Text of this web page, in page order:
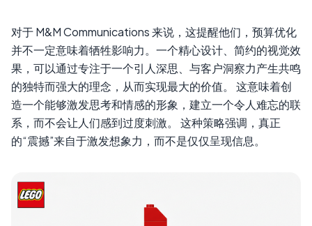
对于 M&M Communications 来说，这提醒他们，预算优化
并不一定意味着牺牲影响力。一个精心设计、简约的视觉效
果，可以通过专注于一个引人深思、与客户洞察力产生共鸣
的独特而强大的理念，从而实现最大的价值。 这意味着创
造一个能够激发思考和情感的形象，建立一个令人难忘的联
系，而不会让人们感到过度刺激。 这种策略强调，真正
的“震撼”来自于激发想象力，而不是仅仅呈现信息。